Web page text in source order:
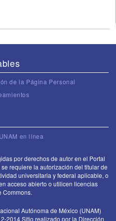
de la Página Personal
en línea
por derechos de autor en el Portal
requiere la autorización del titular de
universitaria y federal aplicable, o
acceso abierto o utilicen licencias
Commons.
Autónoma de México (UNAM)
2014 Sitio realizado por la Dirección